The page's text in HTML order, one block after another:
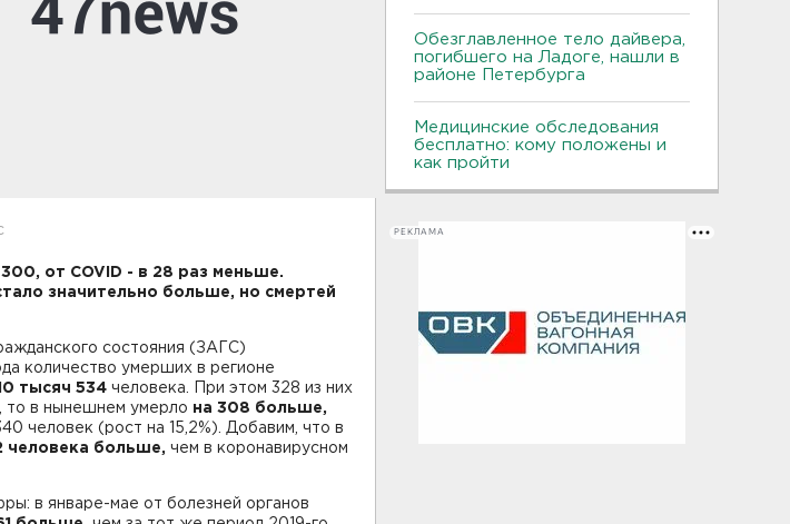
от COVID - в 28 раз меньше.
значительно больше, но смертей
состояния (ЗАГС)
количество умерших в регионе
тысяч 534 человека. При этом 328 из них
то в нынешнем умерло на 308 больше,
человек (рост на 15,2%). Добавим, что в
человека больше, чем в коронавирусном
в январе-мае от болезней органов
Обезглавленное тело дайвера,
погибшего на Ладоге, нашли в
районе Петербурга
Медицинские обследования
бесплатно: кому положены и
как пройти
РЕКЛАМА